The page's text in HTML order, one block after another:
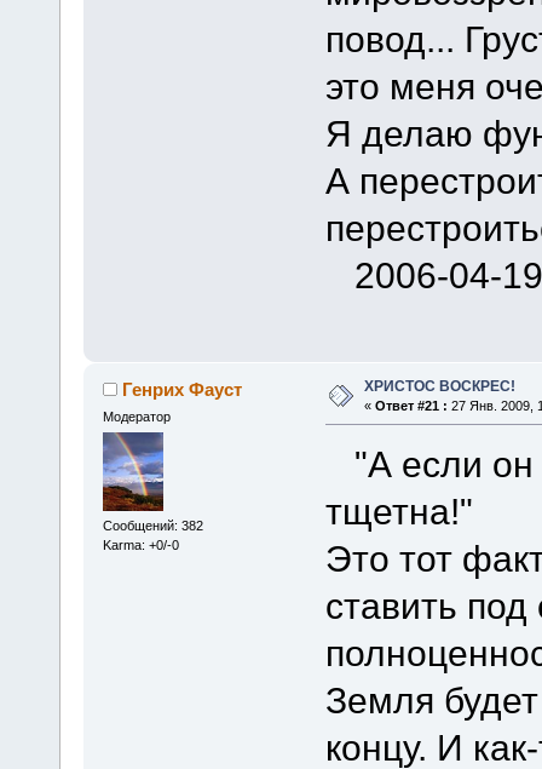
повод...
это меня
Я делаю
А
2006-04-19
Генрих Фауст
Модератор
Сообщений: 382
Karma: +0/-0
ХРИСТОС ВОСКРЕС!
« Ответ #21 : 27 Янв. 2009,
"А если он
тщетна!"
Это тот
ставить
Земля
концу. И